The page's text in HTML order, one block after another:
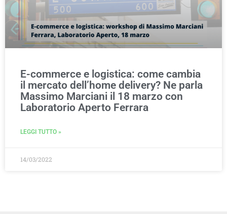
E-commerce e logistica: come cambia
il mercato dell’home delivery? Ne parla
Massimo Marciani il 18 marzo con
Laboratorio Aperto Ferrara
LEGGI TUTTO »
14/03/2022